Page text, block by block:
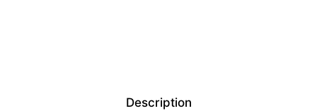
Description